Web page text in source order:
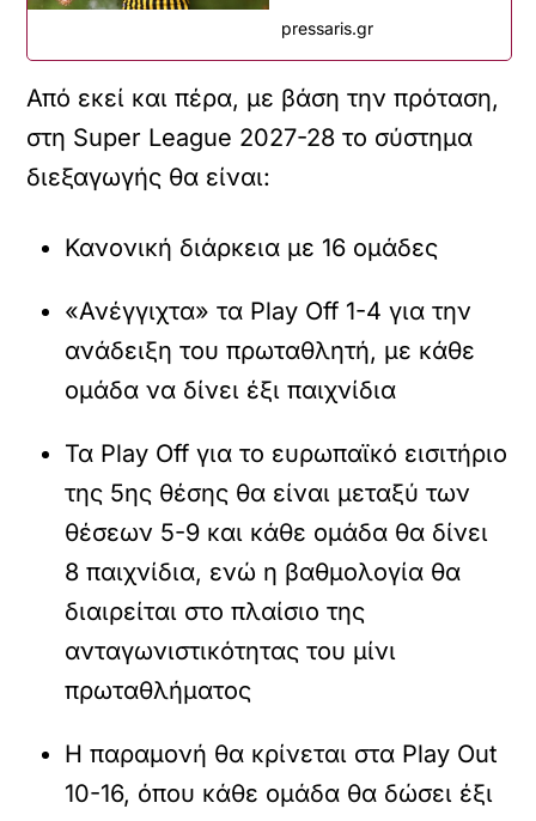
pressaris.gr
Από εκεί και πέρα, με βάση την πρόταση,
στη Super League 2027-28 το σύστημα
διεξαγωγής θα είναι:
Κανονική διάρκεια με 16 ομάδες
«Ανέγγιχτα» τα Play Off 1-4 για την
ανάδειξη του πρωταθλητή, με κάθε
ομάδα να δίνει έξι παιχνίδια
Τα Play Off για το ευρωπαϊκό εισιτήριο
της 5ης θέσης θα είναι μεταξύ των
θέσεων 5-9 και κάθε ομάδα θα δίνει
8 παιχνίδια, ενώ η βαθμολογία θα
διαιρείται στο πλαίσιο της
ανταγωνιστικότητας του μίνι
πρωταθλήματος
Η παραμονή θα κρίνεται στα Play Out
10-16, όπου κάθε ομάδα θα δώσει έξι